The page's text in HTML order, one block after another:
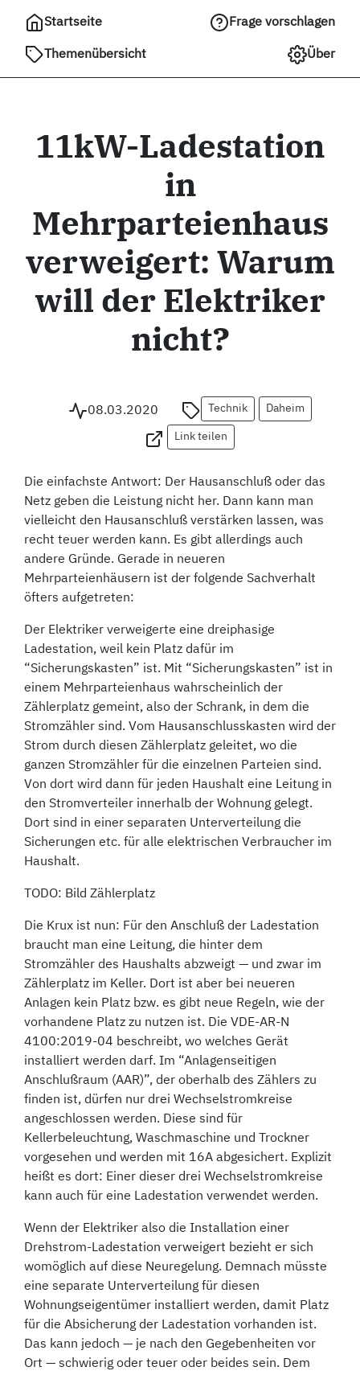
Startseite Frage vorschlagen
Themenübersicht Über
11kW-Ladestation
in
Mehrparteienhaus
verweigert: Warum
will der Elektriker
nicht?
08.03.2020 Technik Daheim
Link teilen
Die einfachste Antwort: Der Hausanschluß oder das
Netz geben die Leistung nicht her. Dann kann man
vielleicht den Hausanschluß verstärken lassen, was
recht teuer werden kann. Es gibt allerdings auch
andere Gründe. Gerade in neueren
Mehrparteienhäusern ist der folgende Sachverhalt
öfters aufgetreten:
Der Elektriker verweigerte eine dreiphasige
Ladestation, weil kein Platz dafür im
“Sicherungskasten” ist. Mit “Sicherungskasten” ist in
einem Mehrparteienhaus wahrscheinlich der
Zählerplatz gemeint, also der Schrank, in dem die
Stromzähler sind. Vom Hausanschlusskasten wird der
Strom durch diesen Zählerplatz geleitet, wo die
ganzen Stromzähler für die einzelnen Parteien sind.
Von dort wird dann für jeden Haushalt eine Leitung in
den Stromverteiler innerhalb der Wohnung gelegt.
Dort sind in einer separaten Unterverteilung die
Sicherungen etc. für alle elektrischen Verbraucher im
Haushalt.
TODO: Bild Zählerplatz
Die Krux ist nun: Für den Anschluß der Ladestation
braucht man eine Leitung, die hinter dem
Stromzähler des Haushalts abzweigt — und zwar im
Zählerplatz im Keller. Dort ist aber bei neueren
Anlagen kein Platz bzw. es gibt neue Regeln, wie der
vorhandene Platz zu nutzen ist. Die VDE-AR-N
4100:2019-04 beschreibt, wo welches Gerät
installiert werden darf. Im “Anlagenseitigen
Anschlußraum (AAR)”, der oberhalb des Zählers zu
finden ist, dürfen nur drei Wechselstromkreise
angeschlossen werden. Diese sind für
Kellerbeleuchtung, Waschmaschine und Trockner
vorgesehen und werden mit 16A abgesichert. Explizit
heißt es dort: Einer dieser drei Wechselstromkreise
kann auch für eine Ladestation verwendet werden.
Wenn der Elektriker also die Installation einer
Drehstrom-Ladestation verweigert bezieht er sich
womöglich auf diese Neuregelung. Demnach müsste
eine separate Unterverteilung für diesen
Wohnungseigentümer installiert werden, damit Platz
für die Absicherung der Ladestation vorhanden ist.
Das kann jedoch — je nach den Gegebenheiten vor
Ort — schwierig oder teuer oder beides sein. Dem